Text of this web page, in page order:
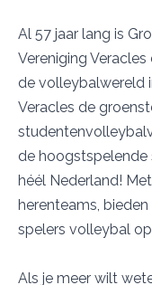
Al 57 jaar lang is
Vereniging
de volleybalwereld
Veracles de
de
héél Nederland!
herenteams,
spelers volleybal
Als je meer wilt